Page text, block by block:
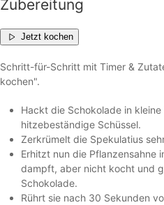
Zubereitung
Jetzt kochen
Schritt-für-Schritt mit Timer &
kochen".
Hackt die Schokolade in
hitzebeständige Schüssel.
Zerkrümelt die Spekulatius
Erhitzt nun die Pflanzensahne
dampft, aber nicht kocht und
Schokolade.
Rührt sie nach 30 Sekunden